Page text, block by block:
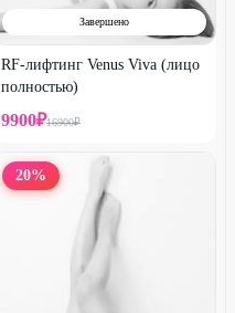
Завершено
RF-лифтинг Venus Viva (лицо
полностью)
9900₽16900₽
20%